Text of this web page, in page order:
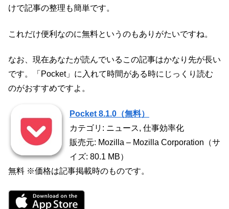
けで記事の整理も簡単です。
これだけ便利なのに無料というのもありがたいですね。
なお、現在あなたが読んでいるこの記事はかなり先が長い
です。「Pocket」に入れて時間がある時にじっくり読む
のがおすすめですよ。
Pocket 8.1.0（無料）
カテゴリ: ニュース, 仕事効率化
販売元: Mozilla – Mozilla Corporation（サ
イズ: 80.1 MB）
無料 ※価格は記事掲載時のものです。